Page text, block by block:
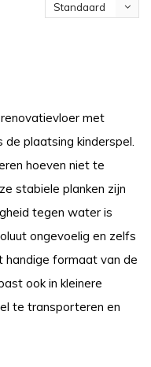
Standaard
met
plaatsing kinderspel.
hoeven niet te
stabiele planken zijn
tegen water is
ongevoelig en zelfs
handige formaat van de
ook in kleinere
te transporteren en